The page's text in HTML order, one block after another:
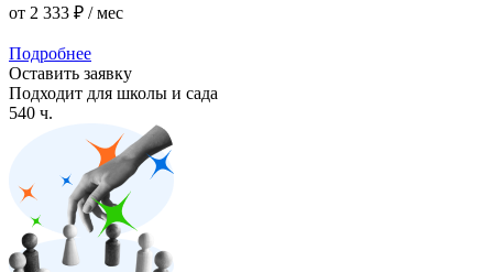
от 2 333 ₽ / мес
Подробнее
Оставить заявку
Подходит для школы и сада
540 ч.